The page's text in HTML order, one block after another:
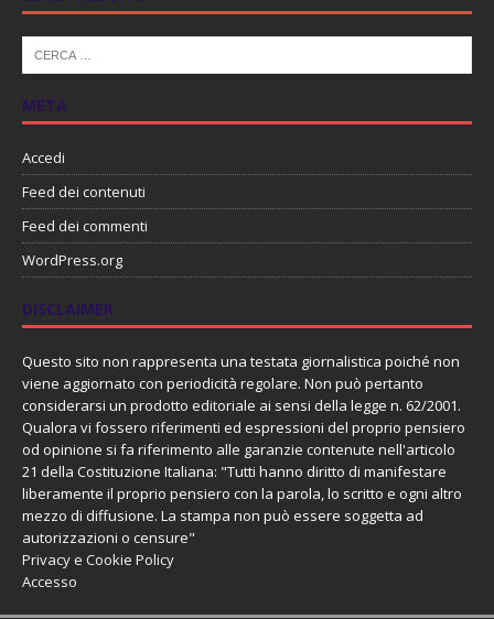
META
Accedi
Feed dei contenuti
Feed dei commenti
WordPress.org
DISCLAIMER
Questo sito non rappresenta una testata giornalistica poiché non
viene aggiornato con periodicità regolare. Non può pertanto
considerarsi un prodotto editoriale ai sensi della legge n. 62/2001.
Qualora vi fossero riferimenti ed espressioni del proprio pensiero
od opinione si fa riferimento alle garanzie contenute nell'articolo
21 della Costituzione Italiana: "Tutti hanno diritto di manifestare
liberamente il proprio pensiero con la parola, lo scritto e ogni altro
mezzo di diffusione. La stampa non può essere soggetta ad
autorizzazioni o censure"
Privacy e Cookie Policy
Accesso